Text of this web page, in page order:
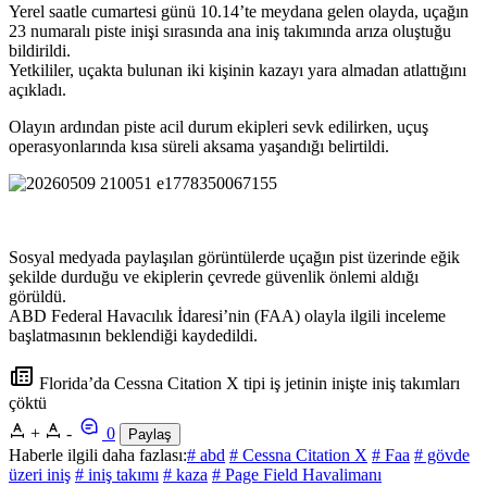
Yerel saatle cumartesi günü 10.14’te meydana gelen olayda, uçağın
23 numaralı piste inişi sırasında ana iniş takımında arıza oluştuğu
bildirildi.
Yetkililer, uçakta bulunan iki kişinin kazayı yara almadan atlattığını
açıkladı.
Olayın ardından piste acil durum ekipleri sevk edilirken, uçuş
operasyonlarında kısa süreli aksama yaşandığı belirtildi.
Sosyal medyada paylaşılan görüntülerde uçağın pist üzerinde eğik
şekilde durduğu ve ekiplerin çevrede güvenlik önlemi aldığı
görüldü.
ABD Federal Havacılık İdaresi’nin (FAA) olayla ilgili inceleme
başlatmasının beklendiği kaydedildi.
Florida’da Cessna Citation X tipi iş jetinin inişte iniş takımları
çöktü
+
- 0 Paylaş
Haberle ilgili daha fazlası:# abd # Cessna Citation X # Faa # gövde
üzeri iniş # iniş takımı # kaza # Page Field Havalimanı